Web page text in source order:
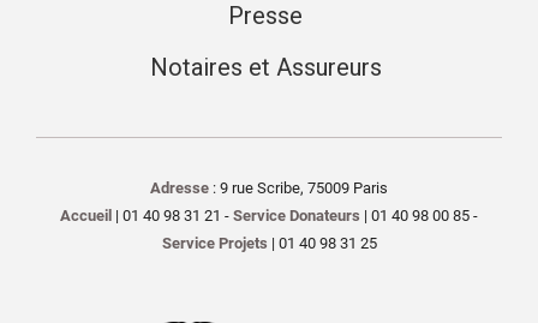
Presse
Notaires et Assureurs
Adresse : 9 rue Scribe, 75009 Paris
Accueil | 01 40 98 31 21 - Service Donateurs | 01 40 98 00 85 -
Service Projets | 01 40 98 31 25